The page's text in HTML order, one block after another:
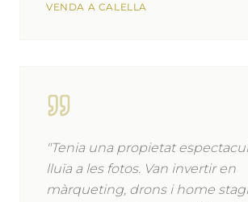
VENDA A CALELLA
"Tenia una propietat
lluïa a les fotos. Van invertir en
màrqueting, drons i home